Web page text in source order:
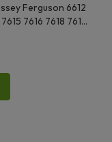
Ferguson 6612
7616 7618 7619
3909568M91